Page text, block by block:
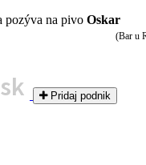
pozýva na pivo Oskar
Pridaj podnik
(Bar u